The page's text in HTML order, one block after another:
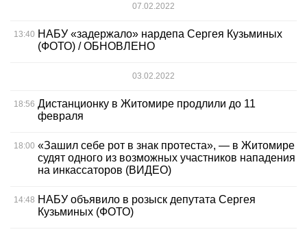
07.02.2022
13:40 НАБУ «задержало» нардепа Сергея Кузьминых
(ФОТО) / ОБНОВЛЕНО
03.02.2022
18:56 Дистанционку в Житомире продлили до 11
февраля
18:00 «Зашил себе рот в знак протеста», — в Житомире
судят одного из возможных участников нападения
на инкассаторов (ВИДЕО)
14:48 НАБУ объявило в розыск депутата Сергея
Кузьминых (ФОТО)